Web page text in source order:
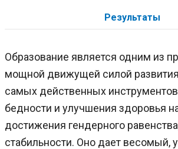
Результаты
Образование является одним из
мощной движущей силой
самых действенных
бедности и улучшения здоровья
достижения гендерного
стабильности. Оно дает весомый,